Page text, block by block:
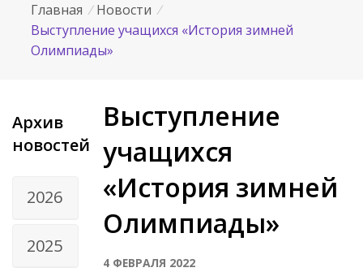
Главная / Новости /
Выступление учащихся «История зимней
Олимпиады»
Архив
новостей
2026
2025
Выступление
учащихся
«История зимней
Олимпиады»
4 ФЕВРАЛЯ 2022